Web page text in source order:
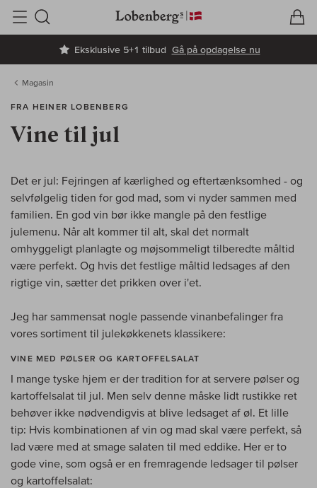
Eksklusive 5+1 tilbud Gå på opdagelse nu
Søg
Magasin
FRA HEINER LOBENBERG
Vine til jul
Det er jul: Fejringen af kærlighed og eftertænksomhed - og
selvfølgelig tiden for god mad, som vi nyder sammen med
familien. En god vin bør ikke mangle på den festlige
julemenu. Når alt kommer til alt, skal det normalt
omhyggeligt planlagte og møjsommeligt tilberedte måltid
være perfekt. Og hvis det festlige måltid ledsages af den
rigtige vin, sætter det prikken over i'et.
Jeg har sammensat nogle passende vinanbefalinger fra
vores sortiment til julekøkkenets klassikere:
VINE MED PØLSER OG KARTOFFELSALAT
I mange tyske hjem er der tradition for at servere pølser og
kartoffelsalat til jul. Men selv denne måske lidt rustikke ret
behøver ikke nødvendigvis at blive ledsaget af øl. Et lille
tip: Hvis kombinationen af vin og mad skal være perfekt, så
lad være med at smage salaten til med eddike. Her er to
gode vine, som også er en fremragende ledsager til pølser
og kartoffelsalat: